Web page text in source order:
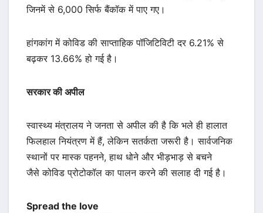
जिनमें से 6,000 सिर्फ बैंकॉक में पाए गए।
हांगकांग में कोविड की साप्ताहिक पॉजिटिविटी दर 6.21% से
बढ़कर 13.66% हो गई है।
सरकार की अपील
स्वास्थ्य मंत्रालय ने जनता से अपील की है कि भले ही हालात
फिलहाल नियंत्रण में हैं, लेकिन सतर्कता जरूरी है। सार्वजनिक
स्थानों पर मास्क पहनने, हाथ धोने और भीड़भाड़ से बचने
जैसे कोविड प्रोटोकॉल का पालन करने की सलाह दी गई है।
Spread the love